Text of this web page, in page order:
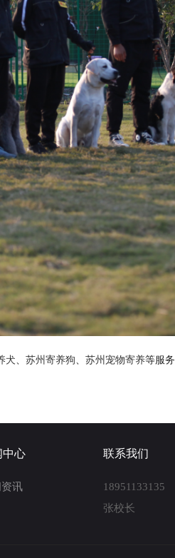
犬 苏州寄养狗 苏州宠物寄养等服务
中心
讯
联系我们
18951133135
张校长